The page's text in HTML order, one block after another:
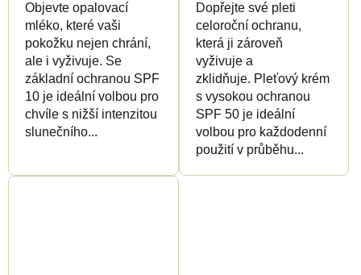
Objevte opalovací
mléko, které vaši
pokožku nejen chrání,
ale i vyživuje. Se
základní ochranou SPF
10 je ideální volbou pro
chvíle s nižší intenzitou
slunečního...
Dopřejte své pleti
celoroční ochranu,
která ji zároveň
vyživuje a
zklidňuje. Pleťový krém
s vysokou ochranou
SPF 50 je ideální
volbou pro každodenní
použití v průběhu...